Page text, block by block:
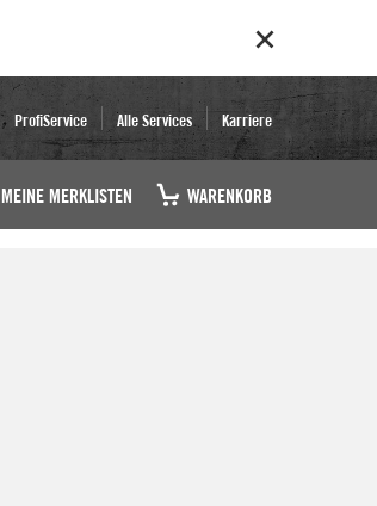
ProfiService Alle Services Karriere
MEINE MERKLISTEN WARENKORB